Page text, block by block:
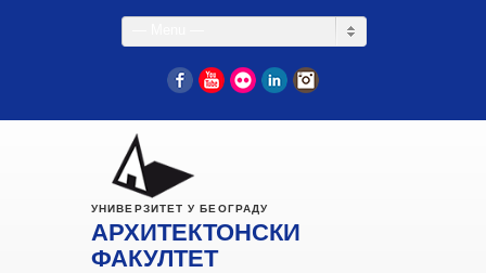
FacebookYouTube
Flickr LinkedIn
УНИВЕРЗИТЕТ У БЕОГРАДУ
АРХИТЕКТОНСКИ
ФАКУЛТЕТ